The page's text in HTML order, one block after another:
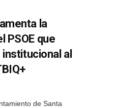
la
PSOE que
al
de Santa